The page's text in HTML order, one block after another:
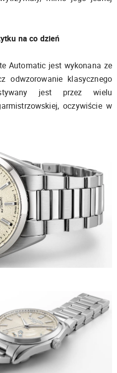
na co dzień
Automatic jest wykonana ze
odwzorowanie klasycznego
jest przez wielu
oczywiście w